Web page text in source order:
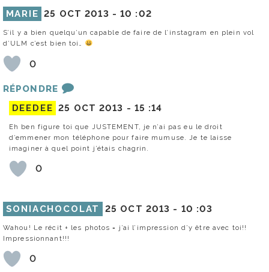
MARIE 25 OCT 2013 -10 :02
S’il y a bien quelqu’un capable de faire de l’instagram en plein vol
d’ULM c’est bien toi…
0
RÉPONDRE
DEEDEE 25 OCT 2013 - 15 :14
Eh ben figure toi que JUSTEMENT, je n’ai pas eu le droit
d’emmener mon téléphone pour faire mumuse. Je te laisse
imaginer à quel point j’étais chagrin.
0
SONIACHOCOLAT 25 OCT 2013 - 10 :03
Wahou! Le récit + les photos = j’ai l’impression d’y être avec toi!!
Impressionnant!!!
0